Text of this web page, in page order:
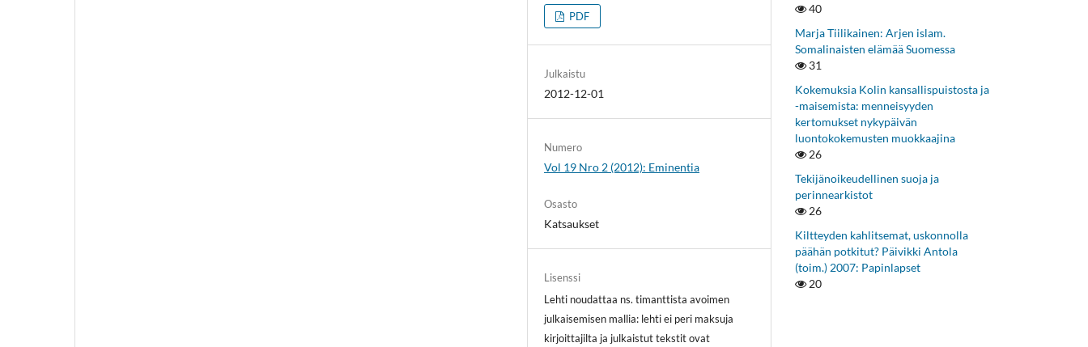
PDF
Julkaistu
2012-12-01
Numero
Vol 19 Nro 2 (2012): Eminentia
Osasto
Katsaukset
Lisenssi
Lehti noudattaa ns. timanttista avoimen
julkaisemisen mallia: lehti ei peri maksuja
kirjoittajilta ja julkaistut tekstit ovat
40
Marja Tiilikainen: Arjen islam.
Somalinaisten elämää Suomessa
31
Kokemuksia Kolin kansallispuistosta ja
-maisemista: menneisyyden
kertomukset nykypäivän
luontokokemusten muokkaajina
26
Tekijänoikeudellinen suoja ja
perinnearkistot
26
Kiltteyden kahlitsemat, uskonnolla
päähän potkitut? Päivikki Antola
(toim.) 2007: Papinlapset
20